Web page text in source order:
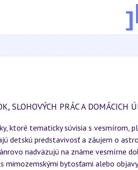
SLOHOVÝCH PRÁC A
ktoré tematicky súvisia s vesmírom,
detskú predstavivosť a záujem o
nadväzujú na známe vesmírne
bytosťami alebo